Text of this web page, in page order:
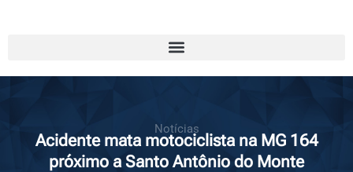
Notícias
Acidente mata motociclista na MG 164
próximo a Santo Antônio do Monte